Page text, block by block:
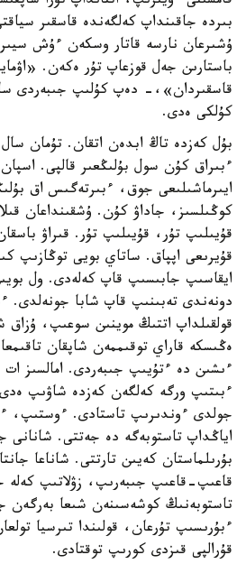
بىردە جاقىنداپ كەلگەندە قاسقىر
ۇشىرعان نارسە قاتار وسكەن ءۇش
باستارىن جەل قوزعاپ تۇر ەكەن.
قاسقىردان»،- دەپ كۇلىپ جىبەردى
كۇلكى ەدى.
بۇل كەزدە تاڭ ابدەن اتقان. تۇمان
ءبىراق كۇن سول بۇلىڭعىر قالپى.
ايىرماشىلىعى جوق، ءبىرتەگىس اق
كوڭىلسىز، جاداۋ كۇن. ۇشقىنداعان
قۇيىلىپ تۇر، قۇيىلىپ تۇر. قىراۋ
قۇيرىعى اپپاق. ساتاي بويى توڭازىپ
ايقاسىپ جابىسىپ قاپ كەلەدى. ول
دونەندى تەبىنىپ قاپ شابا جونەلدى.
قولقىلداپ اتتىڭ موينىن سوعىپ، ۇزاق
ەڭىسكە قاراي توقىممەن شاپقان
ءىشىن دە ءتۇيىپ جىبەردى. امالسىز
ءبىتىپ ورگە كەلگەن كەزدە شاۋىپ
جولدى ءوندىرىپ تاستادى. ءوستىپ،
اياڭداپ تاستوبەگە دە جەتتى.
بۇرىلماستان كەيىن تارتتى. شاناعا
قاعىپ-قاعىپ جىبەرىپ، زۋلاتىپ كەلە
تاستوبەنىڭ كوشەسىنەن شىعا بەرگەن
ءبۇرىسىپ تۇرعان، قولىندا تىرسيا
قۇرالپى قىزدى كورىپ توقتادى.